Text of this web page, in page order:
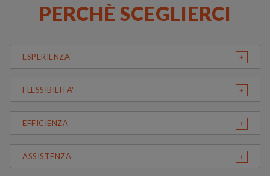
PERCHÈ SCEGLIERCI
ESPERIENZA
FLESSIBILITA'
EFFICIENZA
ASSISTENZA